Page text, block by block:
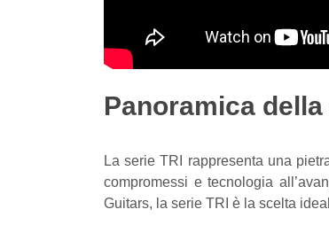
Panoramica
La serie TRI rappresenta una
compromessi e tecnologia
Guitars, la serie TRI è la scelta